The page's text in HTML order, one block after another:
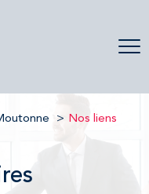
Nos liens